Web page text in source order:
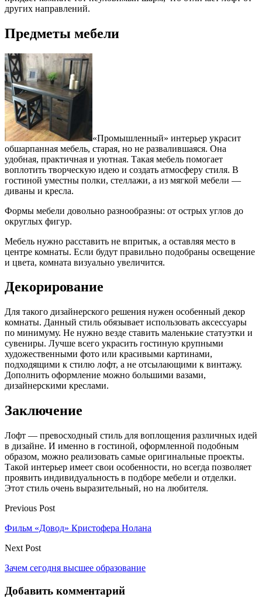
других направлений.
Предметы мебели
«Промышленный» интерьер украсит
обшарпанная мебель, старая, но не развалившаяся. Она
удобная, практичная и уютная. Такая мебель помогает
воплотить творческую идею и создать атмосферу стиля. В
гостиной уместны полки, стеллажи, а из мягкой мебели —
диваны и кресла.
Формы мебели довольно разнообразны: от острых углов до
округлых фигур.
Мебель нужно расставить не впритык, а оставляя место в
центре комнаты. Если будут правильно подобраны освещение
и цвета, комната визуально увеличится.
Декорирование
Для такого дизайнерского решения нужен особенный декор
комнаты. Данный стиль обязывает использовать аксессуары
по минимуму. Не нужно везде ставить маленькие статуэтки и
сувениры. Лучше всего украсить гостиную крупными
художественными фото или красивыми картинами,
подходящими к стилю лофт, а не отсылающими к винтажу.
Дополнить оформление можно большими вазами,
дизайнерскими креслами.
Заключение
Лофт — превосходный стиль для воплощения различных идей
в дизайне. И именно в гостиной, оформленной подобным
образом, можно реализовать самые оригинальные проекты.
Такой интерьер имеет свои особенности, но всегда позволяет
проявить индивидуальность в подборе мебели и отделки.
Этот стиль очень выразительный, но на любителя.
Previous Post
Фильм «Довод» Кристофера Нолана
Next Post
Зачем сегодня высшее образование
Добавить комментарий